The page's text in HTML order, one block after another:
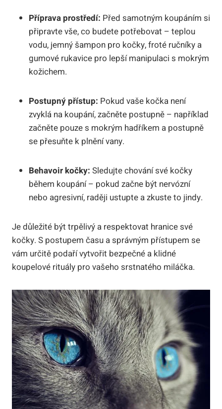
Příprava prostředí: Před samotným koupáním si
připravte vše, co budete potřebovat – teplou
vodu, jemný šampon pro kočky, froté ručníky a
gumové rukavice pro lepší manipulaci s mokrým
kožichem.
Postupný přístup: Pokud vaše kočka není
zvyklá na koupání, začněte postupně – například
začněte pouze s mokrým hadříkem a postupně
se přesuňte k plnění vany.
Behavoir kočky: Sledujte chování své kočky
během koupání – pokud začne být nervózní
nebo agresivní, raději ustupte a zkuste to jindy.
Je důležité být trpělivý a respektovat hranice své
kočky. S postupem času a správným přístupem se
vám určitě podaří vytvořit bezpečné a klidné
koupelové rituály pro vašeho srstnatého miláčka.